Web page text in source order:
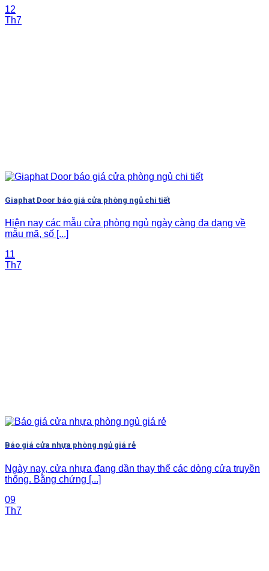
12
Th7
Giaphat Door báo giá cửa phòng ngủ chi tiết
Hiện nay các mẫu cửa phòng ngủ ngày càng đa dạng về
mẫu mã, số [...]
11
Th7
Báo giá cửa nhựa phòng ngủ giá rẻ
Ngày nay, cửa nhựa đang dần thay thế các dòng cửa truyền
thống. Bằng chứng [...]
09
Th7